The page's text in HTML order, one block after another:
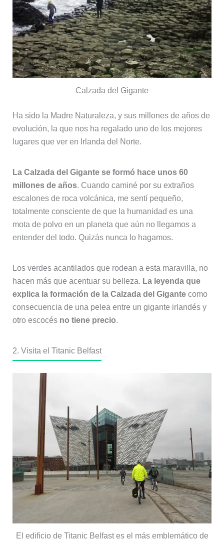
Calzada del Gigante
Ha sido la Madre Naturaleza, y sus millones de años de
evolución, la que nos ha regalado uno de los mejores
lugares que ver en Irlanda del Norte.
La Calzada del Gigante se formó hace unos 60
millones de años. Cuando caminé por su extraños
escalones de roca volcánica, me sentí pequeño,
totalmente consciente de que la humanidad es una
mota de polvo en un planeta que aún no llegamos a
entender del todo. Quizás nunca lo hagamos.
Los verdes acantilados que rodean a esta maravilla, no
hacen más que acentuar su belleza. La leyenda que
explica la formación de la Calzada del Gigantecomo
consecuencia de una pelea entre un gigante irlandés y
otro escocés no tiene precio.
2. Visita el Titanic Belfast
El edificio de Titanic Belfast es el más emblemático de